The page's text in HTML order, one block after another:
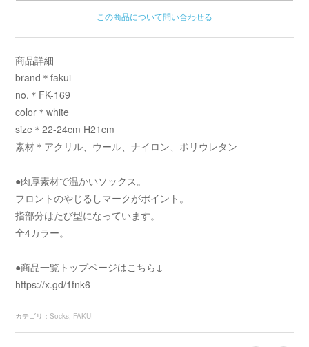
この商品について問い合わせる
商品詳細
brand＊fakui
no.＊FK-169
color＊white
size＊22-24cm H21cm
素材＊アクリル、ウール、ナイロン、ポリウレタン
●肉厚素材で温かいソックス。
フロントのやじるしマークがポイント。
指部分はたび型になっています。
全4カラー。
●商品一覧トップページはこちら↓
https://x.gd/1fnk6
カテゴリ ： Socks FAKUI